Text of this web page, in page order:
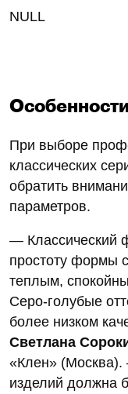
NULL
При выборе
классических
обратить
параметров.
— Классический
простоту формы
теплым,
Серо-голубые
более низком
Светлана
«Клен»
изделий должна